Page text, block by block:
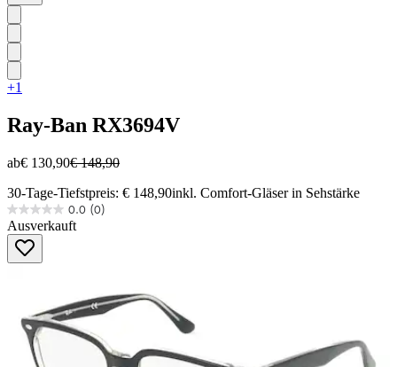
+1
Ray-Ban RX3694V
ab€ 130,90€ 148,90
30-Tage-Tiefstpreis: € 148,90inkl. Comfort-Gläser in Sehstärke
0.0 (0)
0.0
von
Sternen.
Ausverkauft